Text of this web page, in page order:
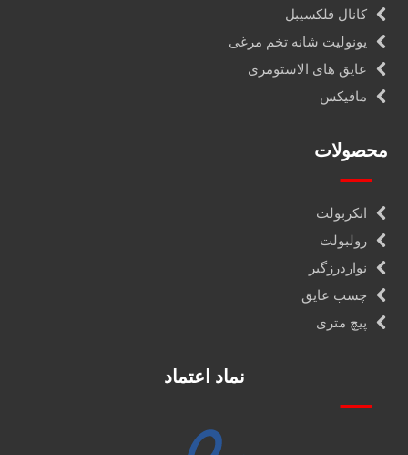
کانال فلکسیبل
یونولیت شانه تخم مرغی
عایق های الاستومری
مافیکس
محصولات
انکربولت
رولبولت
نواردرزگیر
چسب عایق
پیچ متری
نماد اعتماد